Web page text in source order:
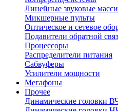
Линейные звуковые
Микшерные пульты
Оптическое и сетевое
Подавители обратной
Процессоры
Распределители питания
Сабвуферы
Усилители мощности
Мегафоны
Прочее
Динамические головки